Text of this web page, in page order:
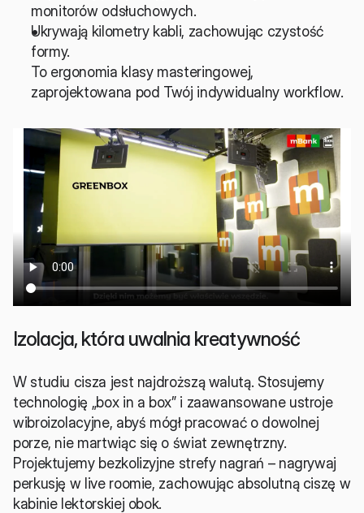
monitorów odsłuchowych.
Ukrywają kilometry kabli, zachowując czystość
formy.
To ergonomia klasy masteringowej,
zaprojektowana pod Twój indywidualny workflow.
Izolacja, która uwalnia kreatywność
W studiu cisza jest najdroższą walutą. Stosujemy
technologię „box in a box” i zaawansowane ustroje
wibroizolacyjne, abyś mógł pracować o dowolnej
porze, nie martwiąc się o świat zewnętrzny.
Projektujemy bezkolizyjne strefy nagrań – nagrywaj
perkusję w live roomie, zachowując absolutną ciszę w
kabinie lektorskiej obok.